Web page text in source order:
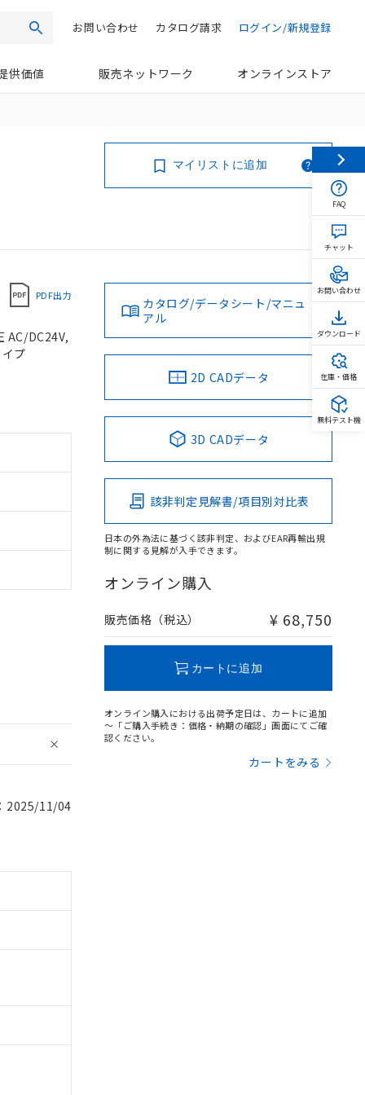
検索 ログイン/新規登録
カタログ請求
お問い合わせ
供価値 販売ネットワーク オンラインストア
マイリストに追加
PDF出力
AC/DC24V,
プ
2025/11/04
カタログ/データシート/マニュ
アル
2D CADデータ
3D CADデータ
該非判定見解書/項目別対比表
日本の外為法に基づく該非判定、およびEAR再輸出規
制に関する見解が入手できます。
オンライン購入
販売価格（税込） ¥ 68,750
カートに追加
オンライン購入における出荷予定日は、カートに追加
～「ご購入手続き：価格・納期の確認」画面にてご確
認ください。
カートをみる
FAQ
チャット
お問い合わせ
ダウンロード
在庫・価格
無料テスト機